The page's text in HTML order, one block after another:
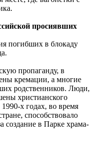
просиявших
погибших в блокаду
пропаганду, в
кремации, а многие
родственников. Люди,
христианского
х годах, во время
способствовало
создание в Парке храма-